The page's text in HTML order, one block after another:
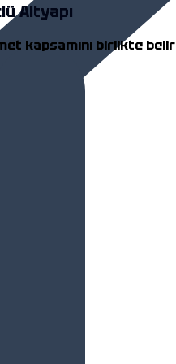
Altyapı
kapsamını birlikte